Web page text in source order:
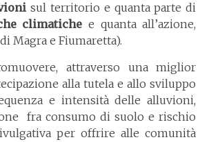
sul territorio e quanta parte di
climatiche e quanta all’azione,
Magra e Fiumaretta).
attraverso una miglior
alla tutela e allo sviluppo
e intensità delle alluvioni,
fra consumo di suolo e rischio
per offrire alle comunità